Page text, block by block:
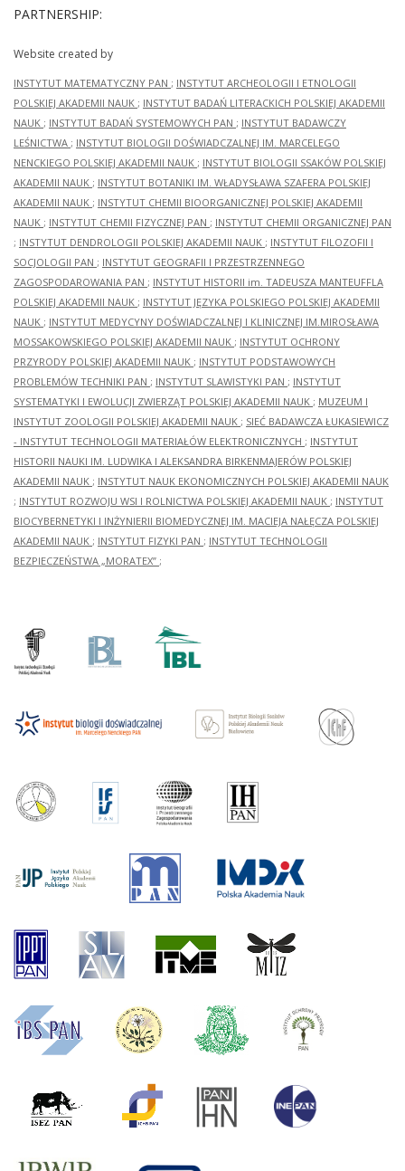
PARTNERSHIP:
Website created by
INSTYTUT MATEMATYCZNY PAN ; INSTYTUT ARCHEOLOGII I ETNOLOGII
POLSKIEJ AKADEMII NAUK ; INSTYTUT BADAŃ LITERACKICH POLSKIEJ AKADEMII
NAUK ; INSTYTUT BADAŃ SYSTEMOWYCH PAN ; INSTYTUT BADAWCZY
LEŚNICTWA ; INSTYTUT BIOLOGII DOŚWIADCZALNEJ IM. MARCELEGO
NENCKIEGO POLSKIEJ AKADEMII NAUK ; INSTYTUT BIOLOGII SSAKÓW POLSKIEJ
AKADEMII NAUK ; INSTYTUT BOTANIKI IM. WŁADYSŁAWA SZAFERA POLSKIEJ
AKADEMII NAUK ; INSTYTUT CHEMII BIOORGANICZNEJ POLSKIEJ AKADEMII
NAUK ; INSTYTUT CHEMII FIZYCZNEJ PAN ; INSTYTUT CHEMII ORGANICZNEJ PAN
; INSTYTUT DENDROLOGII POLSKIEJ AKADEMII NAUK ; INSTYTUT FILOZOFII I
SOCJOLOGII PAN ; INSTYTUT GEOGRAFII I PRZESTRZENNEGO
ZAGOSPODAROWANIA PAN ; INSTYTUT HISTORII im. TADEUSZA MANTEUFFLA
POLSKIEJ AKADEMII NAUK ; INSTYTUT JĘZYKA POLSKIEGO POLSKIEJ AKADEMII
NAUK ; INSTYTUT MEDYCYNY DOŚWIADCZALNEJ I KLINICZNEJ IM.MIROSŁAWA
MOSSAKOWSKIEGO POLSKIEJ AKADEMII NAUK ; INSTYTUT OCHRONY
PRZYRODY POLSKIEJ AKADEMII NAUK ; INSTYTUT PODSTAWOWYCH
PROBLEMÓW TECHNIKI PAN ; INSTYTUT SLAWISTYKI PAN ; INSTYTUT
SYSTEMATYKI I EWOLUCJI ZWIERZĄT POLSKIEJ AKADEMII NAUK ; MUZEUM I
INSTYTUT ZOOLOGII POLSKIEJ AKADEMII NAUK ; SIEĆ BADAWCZA ŁUKASIEWICZ
- INSTYTUT TECHNOLOGII MATERIAŁÓW ELEKTRONICZNYCH ; INSTYTUT
HISTORII NAUKI IM. LUDWIKA I ALEKSANDRA BIRKENMAJERÓW POLSKIEJ
AKADEMII NAUK ; INSTYTUT NAUK EKONOMICZNYCH POLSKIEJ AKADEMII NAUK
; INSTYTUT ROZWOJU WSI I ROLNICTWA POLSKIEJ AKADEMII NAUK ; INSTYTUT
BIOCYBERNETYKI I INŻYNIERII BIOMEDYCZNEJ IM. MACIEJA NAŁĘCZA POLSKIEJ
AKADEMII NAUK ; INSTYTUT FIZYKI PAN ; INSTYTUT TECHNOLOGII
BEZPIECZEŃSTWA „MORATEX” ;